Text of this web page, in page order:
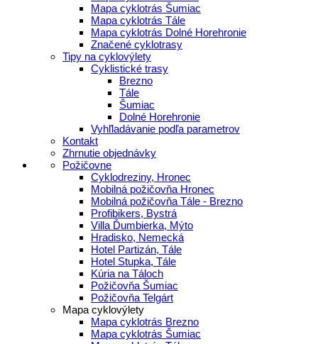
Mapa cyklotrás Šumiac
Mapa cyklotrás Tále
Mapa cyklotrás Dolné Horehronie
Značené cyklotrasy
Tipy na cyklovýlety
Cyklistické trasy
Brezno
Tále
Šumiac
Dolné Horehronie
Vyhľladávanie podľa parametrov
Kontakt
Zhrnutie objednávky
Požičovne
Cyklodreziny, Hronec
Mobilná požičovňa Hronec
Mobilná požičovňa Tále - Brezno
Profibikers, Bystrá
Villa Ďumbierka, Mýto
Hradisko, Nemecká
Hotel Partizán, Tále
Hotel Stupka, Tále
Kúria na Táloch
Požičovňa Šumiac
Požičovňa Telgárt
Mapa cyklovýlety
Mapa cyklotrás Brezno
Mapa cyklotrás Šumiac